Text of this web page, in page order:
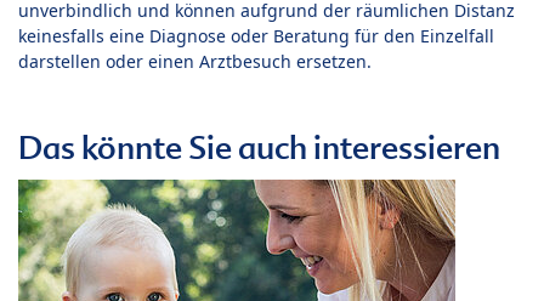
unverbindlich und können aufgrund der räumlichen Distanz
keinesfalls eine Diagnose oder Beratung für den Einzelfall
darstellen oder einen Arztbesuch ersetzen.
Das könnte Sie auch interessieren